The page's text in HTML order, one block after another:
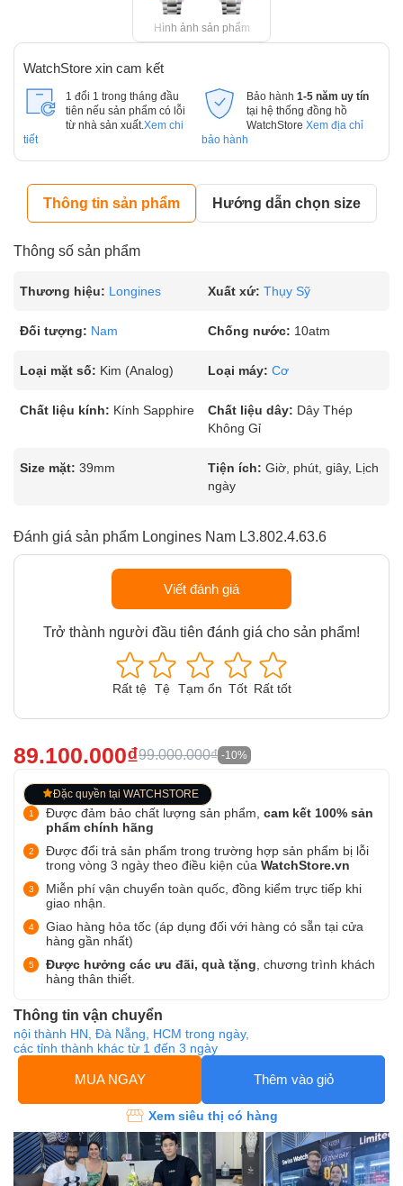
Hình ảnh sản phẩm
WatchStore xin cam kết
1 đổi 1 trong tháng đầu
tiên nếu sản phẩm có lỗi
từ nhà sản xuất. Xem chi
tiết
Bảo hành 1-5 năm uy tín
tại hệ thống đồng hồ
WatchStore Xem địa chỉ
bảo hành
Thông tin sản phẩm Hướng dẫn chọn size
Thông số sản phẩm
Thương hiệu: Longines Xuất xứ: Thụy Sỹ
Đối tượng: Nam Chống nước: 10atm
Loại mặt số: Kim (Analog) Loại máy: Cơ
Chất liệu kính: Kính Sapphire Chất liệu dây: Dây Thép
Không Gỉ
Size mặt: 39mm Tiện ích: Giờ, phút, giây, Lịch
ngày
Đánh giá sản phẩm Longines Nam L3.802.4.63.6
Viết đánh giá
Trở thành người đầu tiên đánh giá cho sản phẩm!
Rất tệ Tệ Tạm ổn Tốt Rất tốt
89.100.000₫99.000.000₫ -10%
Đặc quyền tại WATCHSTORE
Được đảm bảo chất lượng sản phẩm, cam kết 100% sản
phẩm chính hãng
Được đổi trả sản phẩm trong trường hợp sản phẩm bị lỗi
trong vòng 3 ngày theo điều kiện của WatchStore.vn
Miễn phí vận chuyển toàn quốc, đồng kiểm trực tiếp khi
giao nhận.
Giao hàng hỏa tốc (áp dụng đối với hàng có sẵn tại cửa
hàng gần nhất)
Được hưởng các ưu đãi, quà tặng , chương trình khách
hàng thân thiết.
Thông tin vận chuyển
nội thành HN, Đà Nẵng, HCM trong ngày,
các tỉnh thành khác từ 1 đến 3 ngày
MUA NGAY Thêm vào giỏ
Xem siêu thị có hàng